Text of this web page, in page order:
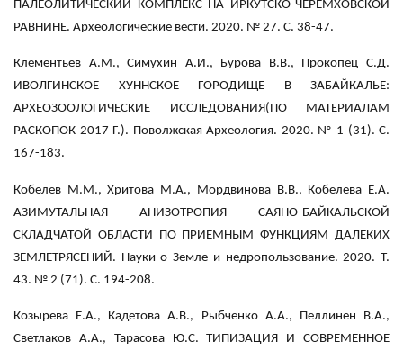
ПАЛЕОЛИТИЧЕСКИЙ КОМПЛЕКС НА ИРКУТСКО-ЧЕРЕМХОВСКОЙ
РАВНИНЕ. Археологические вести. 2020. № 27. С. 38-47.
Клементьев А.М., Симухин А.И., Бурова В.В., Прокопец С.Д.
ИВОЛГИНСКОЕ ХУННСКОЕ ГОРОДИЩЕ В ЗАБАЙКАЛЬЕ:
АРХЕОЗООЛОГИЧЕСКИЕ ИССЛЕДОВАНИЯ(ПО МАТЕРИАЛАМ
РАСКОПОК 2017 Г.). Поволжская Археология. 2020. № 1 (31). С.
167-183.
Кобелев М.М., Хритова М.А., Мордвинова В.В., Кобелева Е.А.
АЗИМУТАЛЬНАЯ АНИЗОТРОПИЯ САЯНО-БАЙКАЛЬСКОЙ
СКЛАДЧАТОЙ ОБЛАСТИ ПО ПРИЕМНЫМ ФУНКЦИЯМ ДАЛЕКИХ
ЗЕМЛЕТРЯСЕНИЙ. Науки о Земле и недропользование. 2020. Т.
43. № 2 (71). С. 194-208.
Козырева Е.А., Кадетова А.В., Рыбченко А.А., Пеллинен В.А.,
Светлаков А.А., Тарасова Ю.С. ТИПИЗАЦИЯ И СОВРЕМЕННОЕ